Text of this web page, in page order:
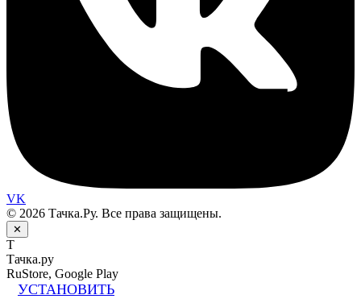
VK
© 2026 Тачка.Ру. Все права защищены.
✕
Т
Тачка.ру
RuStore, Google Play
УСТАНОВИТЬ